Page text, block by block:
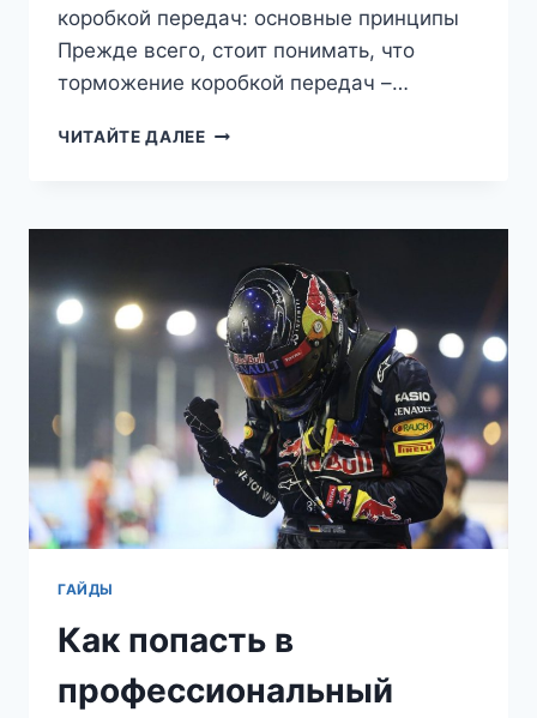
коробкой передач: основные принципы
Прежде всего, стоит понимать, что
торможение коробкой передач –…
ЧИТАЙТЕ ДАЛЕЕКАК
ВСЕ
ДЛЯ
ВОДИТЕЛЕЙ
ГАЙДЫ
Как попасть в
профессиональный